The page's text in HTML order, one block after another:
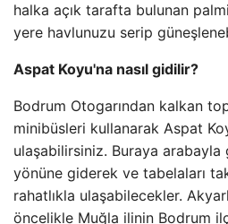
halka açık tarafta bulunan
yere havlunuzu serip
Aspat Koyu'na nasıl gidilir?
Bodrum Otogarından kalkan
minibüsleri kullanarak Aspat
ulaşabilirsiniz. Buraya arabayla
yönüne giderek ve tabelaları
rahatlıkla ulaşabilecekler.
öncelikle Muğla ilinin Bodrum